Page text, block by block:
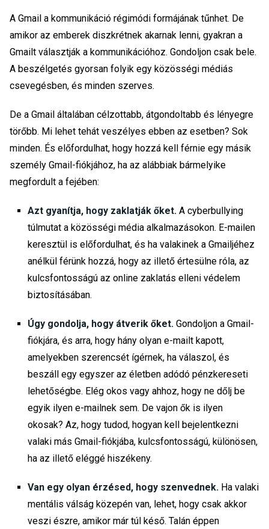
A Gmail a kommunikáció régimódi formájának tűnhet. De
amikor az emberek diszkrétnek akarnak lenni, gyakran a
Gmailt választják a kommunikációhoz. Gondoljon csak bele.
A beszélgetés gyorsan folyik egy közösségi médiás
csevegésben, és minden szerves.
De a Gmail általában célzottabb, átgondoltabb és lényegre
törőbb. Mi lehet tehát veszélyes ebben az esetben? Sok
minden. És előfordulhat, hogy hozzá kell férnie egy másik
személy Gmail-fiókjához, ha az alábbiak bármelyike
megfordult a fejében:
Azt gyanítja, hogy zaklatják őket. A cyberbullying
túlmutat a közösségi média alkalmazásokon. E-mailen
keresztül is előfordulhat, és ha valakinek a Gmailjéhez
anélkül férünk hozzá, hogy az illető értesülne róla, az
kulcsfontosságú az online zaklatás elleni védelem
biztosításában.
Úgy gondolja, hogy átverik őket. Gondoljon a Gmail-
fiókjára, és arra, hogy hány olyan e-mailt kapott,
amelyekben szerencsét ígérnek, ha válaszol, és
beszáll egy egyszer az életben adódó pénzkereseti
lehetőségbe. Elég okos vagy ahhoz, hogy ne dőlj be
egyik ilyen e-mailnek sem. De vajon ők is ilyen
okosak? Az, hogy tudod, hogyan kell bejelentkezni
valaki más Gmail-fiókjába, kulcsfontosságú, különösen,
ha az illető eléggé hiszékeny.
Van egy olyan érzésed, hogy szenvednek. Ha valaki
mentális válság közepén van, lehet, hogy csak akkor
veszi észre, amikor már túl késő. Talán éppen